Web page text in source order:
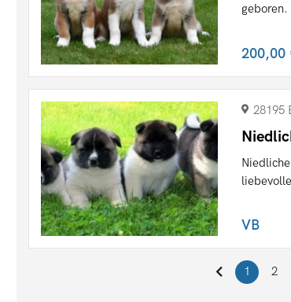
200,00
28195
VB
1 2